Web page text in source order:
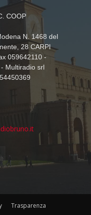
COOP
N. 1468 del
28 CARPI
059642110 -
Multiradio srl
Trasparenza